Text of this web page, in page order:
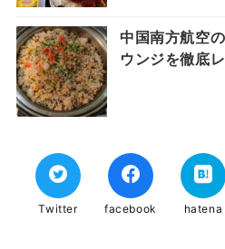
中国南方航空
ウンジを徹底
Twitter facebook hatena